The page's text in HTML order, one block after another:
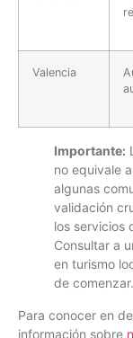
Valencia
Importante:
no equivale
algunas
validación
los servicios
Consultar a
en turismo
de comenzar.
Para conocer en
información sobre